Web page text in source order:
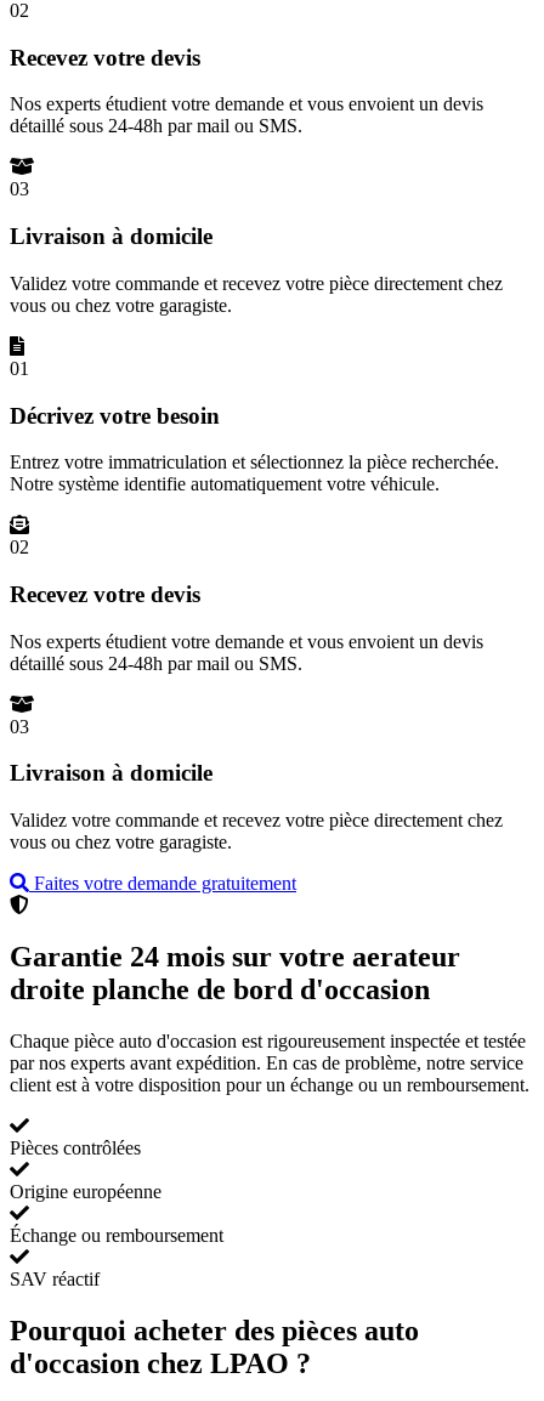
02
Recevez votre devis
Nos experts étudient votre demande et vous envoient un devis
détaillé sous 24-48h par mail ou SMS.
03
Livraison à domicile
Validez votre commande et recevez votre pièce directement chez
vous ou chez votre garagiste.
01
Décrivez votre besoin
Entrez votre immatriculation et sélectionnez la pièce recherchée.
Notre système identifie automatiquement votre véhicule.
02
Recevez votre devis
Nos experts étudient votre demande et vous envoient un devis
détaillé sous 24-48h par mail ou SMS.
03
Livraison à domicile
Validez votre commande et recevez votre pièce directement chez
vous ou chez votre garagiste.
Faites votre demande gratuitement
Garantie 24 mois sur votre aerateur
droite planche de bord d'occasion
Chaque pièce auto d'occasion est rigoureusement inspectée et testée
par nos experts avant expédition. En cas de problème, notre service
client est à votre disposition pour un échange ou un remboursement.
Pièces contrôlées
Origine européenne
Échange ou remboursement
SAV réactif
Pourquoi acheter des pièces auto
d'occasion chez LPAO ?